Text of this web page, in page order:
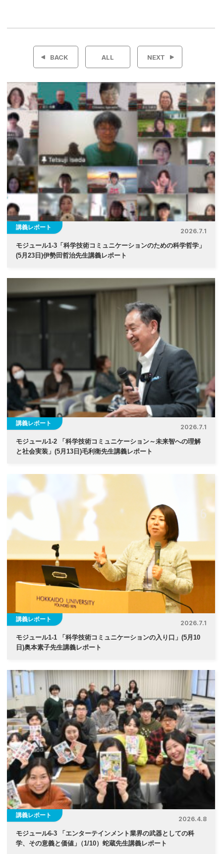
投
ビ
ゲ
ー
シ
ョ
ン
BACK ALL NEXT
講義レポート
2026.7.1
モジュール1-3「科学技術コミュニケーションのための科学哲学」
(5月23日)伊勢⽥哲治先生講義レポート
講義レポート
2026.7.1
モジュール1-2 「科学技術コミュニケーション～未来智への理解
と社会実装」(5月13日)毛利衛先生講義レポート
講義レポート
2026.7.1
モジュール1-1 「科学技術コミュニケーションの入り口」(5月10
日)奥本素子先生講義レポート
講義レポート
2026.4.8
モジュール6-3 「エンターテインメント業界の武器としての科
学、その意義と価値」 （1/10）蛇蔵先生講義レポート